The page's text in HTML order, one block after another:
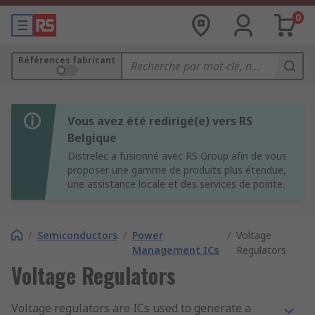
0
Références fabricant
Vous avez été redirigé(e) vers RS
Belgique
Distrelec a fusionné avec RS Group afin de vous
proposer une gamme de produits plus étendue,
une assistance locale et des services de pointe.
/ Semiconductors / Power
Management ICs
/ Voltage
Regulators
Voltage Regulators
Voltage regulators are ICs used to generate a